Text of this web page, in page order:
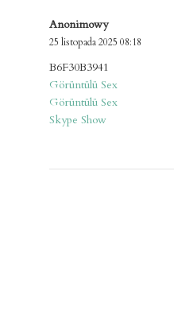
Anonimowy
25 listopada 2025 08:18
B6F30B3941
Görüntülü Sex
Görüntülü Sex
Skype Show